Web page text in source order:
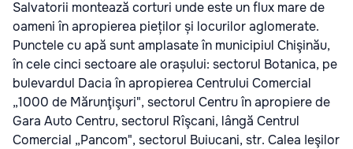
Salvatorii montează corturi unde este un flux mare de
oameni în apropierea pieților și locurilor aglomerate.
Punctele cu apă sunt amplasate în municipiul Chişinău,
în cele cinci sectoare ale orașului: sectorul Botanica, pe
bulevardul Dacia în apropierea Centrului Comercial
„1000 de Mărunţişuri", sectorul Centru în apropiere de
Gara Auto Centru, sectorul Rîşcani, lângă Centrul
Comercial „Pancom", sectorul Buiucani, str. Calea Ieşilor